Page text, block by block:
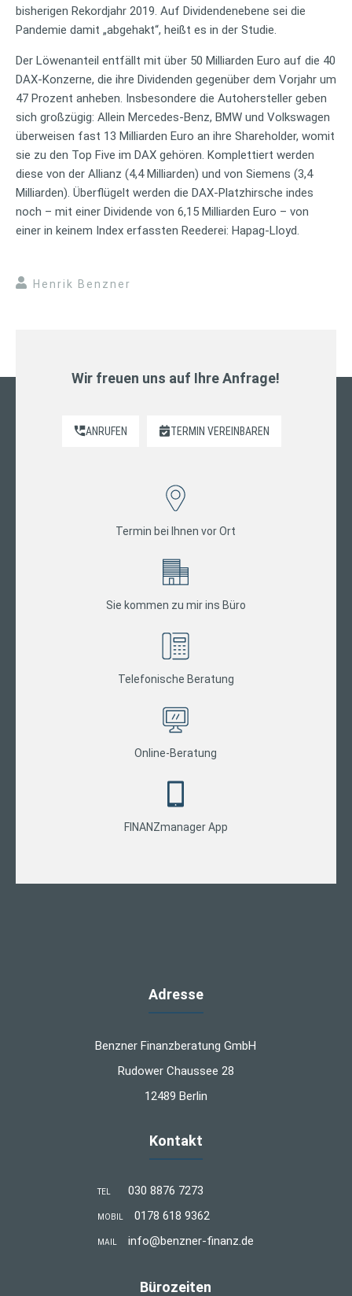
bisherigen Rekordjahr 2019. Auf Dividendenebene sei die
Pandemie damit „abgehakt“, heißt es in der Studie.
Der Löwenanteil entfällt mit über 50 Milliarden Euro auf die 40
DAX-Konzerne, die ihre Dividenden gegenüber dem Vorjahr um
47 Prozent anheben. Insbesondere die Autohersteller geben
sich großzügig: Allein Mercedes-Benz, BMW und Volkswagen
überweisen fast 13 Milliarden Euro an ihre Shareholder, womit
sie zu den Top Five im DAX gehören. Komplettiert werden
diese von der Allianz (4,4 Milliarden) und von Siemens (3,4
Milliarden). Überflügelt werden die DAX-Platzhirsche indes
noch – mit einer Dividende von 6,15 Milliarden Euro – von
einer in keinem Index erfassten Reederei: Hapag-Lloyd.
Henrik Benzner
Wir freuen uns auf Ihre Anfrage!
ANRUFEN TERMIN VEREINBAREN
Termin bei Ihnen vor Ort
Sie kommen zu mir ins Büro
Telefonische Beratung
Online-Beratung
FINANZmanager App
Adresse
Benzner Finanzberatung GmbH
Rudower Chaussee 28
12489 Berlin
Kontakt
TEL 030 8876 7273
MOBIL 0178 618 9362
MAIL info@benzner-finanz.de
Bürozeiten